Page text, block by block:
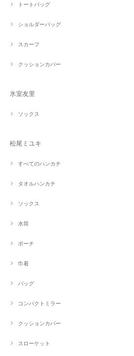
トートバッグ
ショルダーバッグ
スカーフ
クッションカバー
氷室友里
ソックス
松尾ミユキ
すべてのハンカチ
タオルハンカチ
ソックス
水筒
ポーチ
巾着
バッグ
コンパクトミラー
クッションカバー
スローケット